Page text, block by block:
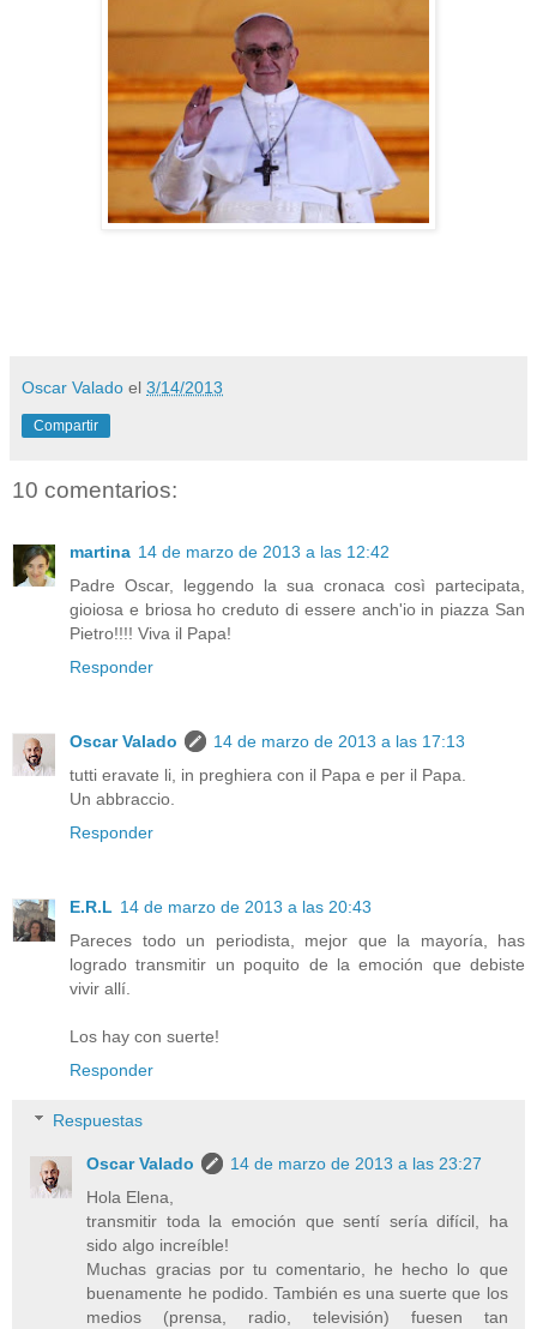
Oscar Valado el 3/14/2013
Compartir
10 comentarios:
martina 14 de marzo de 2013 a las 12:42
Padre Oscar, leggendo la sua cronaca così partecipata,
gioiosa e briosa ho creduto di essere anch'io in piazza San
Pietro!!!! Viva il Papa!
Responder
Oscar Valado
14 de marzo de 2013 a las 17:13
tutti eravate li, in preghiera con il Papa e per il Papa.
Un abbraccio.
Responder
E.R.L 14 de marzo de 2013 a las 20:43
Pareces todo un periodista, mejor que la mayoría, has
logrado transmitir un poquito de la emoción que debiste
vivir allí.
Los hay con suerte!
Responder
Respuestas
Oscar Valado
14 de marzo de 2013 a las 23:27
Hola Elena,
transmitir toda la emoción que sentí sería difícil, ha
sido algo increíble!
Muchas gracias por tu comentario, he hecho lo que
buenamente he podido. También es una suerte que los
medios (prensa, radio, televisión) fuesen tan